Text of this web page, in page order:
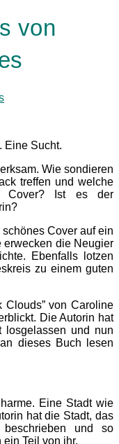
von
Eine Sucht.
Wie sondieren
treffen und welche
Cover? Ist es der
Cover auf ein
erwecken die Neugier
Ebenfalls lotzen
zu einem guten
Clouds” von Caroline
Die Autorin hat
losgelassen und nun
dieses Buch lesen
Eine Stadt wie
hat die Stadt, das
beschrieben und so
Teil von ihr.